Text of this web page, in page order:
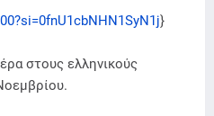
}
στους ελληνικούς